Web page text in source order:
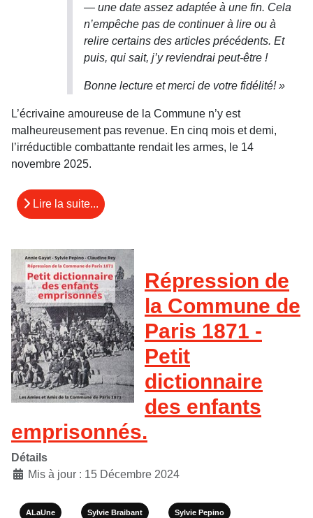
— une date assez adaptée à une fin. Cela
n’empêche pas de continuer à lire ou à
relire certains des articles précédents. Et
puis, qui sait, j’y reviendrai peut-être !
Bonne lecture et merci de votre fidélité! »
L’écrivaine amoureuse de la Commune n’y est
malheureusement pas revenue. En cinq mois et demi,
l’irréductible combattante rendait les armes, le 14
novembre 2025.
Lire la suite...
Répression de
la Commune de
Paris 1871 -
Petit
dictionnaire
des enfants
emprisonnés.
Détails
Mis à jour : 15 Décembre 2024
ALaUne Sylvie Braibant Sylvie Pepino